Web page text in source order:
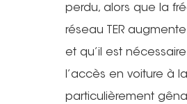
perdu, alors que la
réseau TER
et qu’il est
l’accès en voiture à
particulièrement